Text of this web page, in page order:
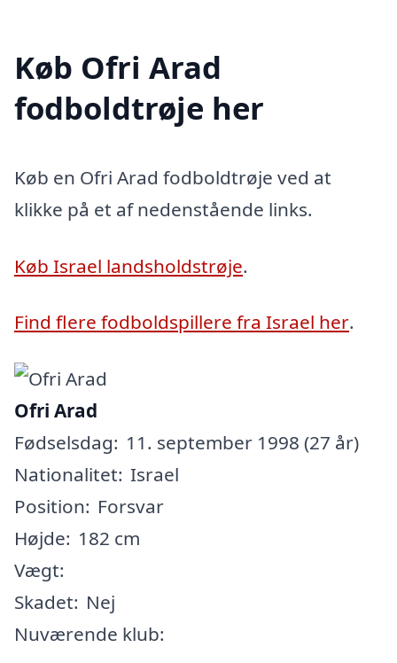
Køb Ofri Arad
fodboldtrøje her
Køb en Ofri Arad fodboldtrøje ved at
klikke på et af nedenstående links.
Køb Israel landsholdstrøje.
Find flere fodboldspillere fra Israel her.
Ofri Arad
Fødselsdag: 11. september 1998 (27 år)
Nationalitet: Israel
Position: Forsvar
Højde: 182 cm
Vægt:
Skadet: Nej
Nuværende klub: